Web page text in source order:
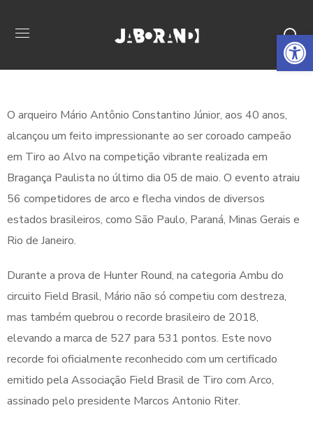
O arqueiro Mário Antônio Constantino Júnior, aos 40 anos,
alcançou um feito impressionante ao ser coroado campeão
em Tiro ao Alvo na competição vibrante realizada em
Bragança Paulista no último dia 05 de maio. O evento atraiu
56 competidores de arco e flecha vindos de diversos
estados brasileiros, como São Paulo, Paraná, Minas Gerais e
Rio de Janeiro.
Durante a prova de Hunter Round, na categoria Ambu do
circuito Field Brasil, Mário não só competiu com destreza,
mas também quebrou o recorde brasileiro de 2018,
elevando a marca de 527 para 531 pontos. Este novo
recorde foi oficialmente reconhecido com um certificado
emitido pela Associação Field Brasil de Tiro com Arco,
assinado pelo presidente Marcos Antonio Riter.